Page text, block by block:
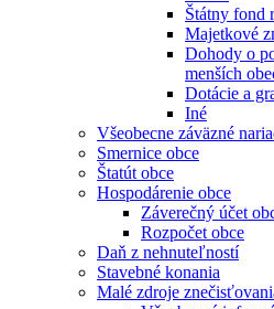
Štátny fond
Majetkové
Dohody o
menších
Dotácie a
Iné
Všeobecne záväzné
Smernice obce
Štatút obce
Hospodárenie obce
Záverečný účet
Rozpočet obce
Daň z nehnuteľností
Stavebné konania
Malé zdroje